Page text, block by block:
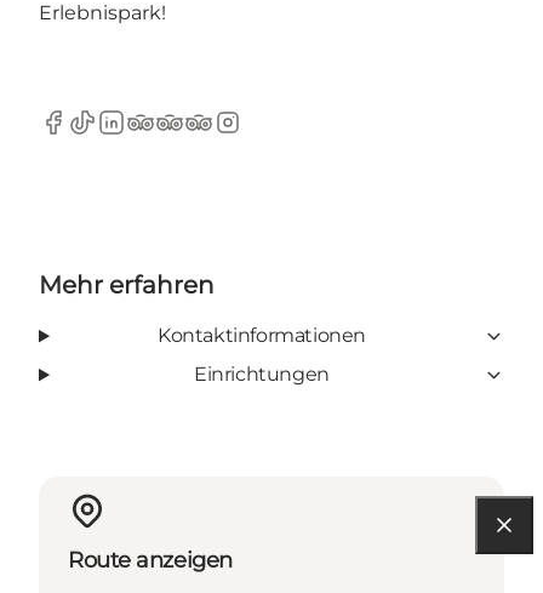
Erlebnispark!
Facebook
TikTokLinkedIn
TripAdvisor
TripAdvisor
TripAdvisor
Instagram
Mehr erfahren
Kontaktinformationen
Einrichtungen
Route anzeigen